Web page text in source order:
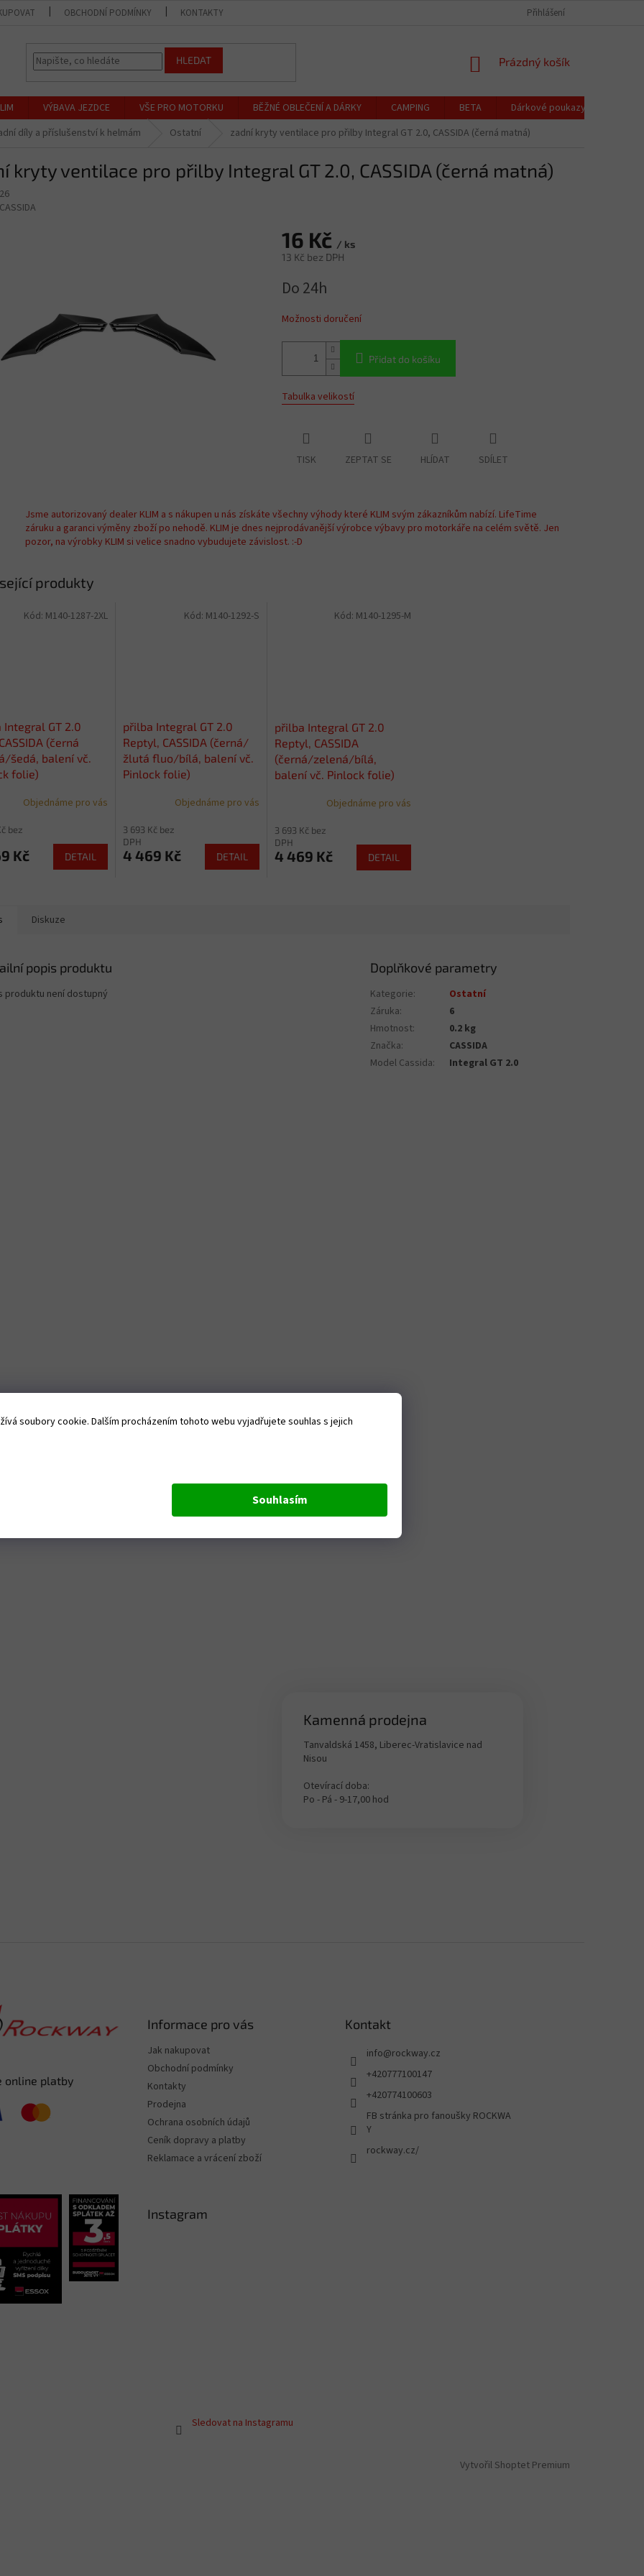
soubory cookie. Dalším procházením tohoto webu vyjadřujete souhlas s jejich
Souhlasím
OBCHODNÍ PODMÍNKY KONTAKTY CENÍK DOPRAVY A PLATBY
Přihlášení
HLEDAT
NÁKUPNÍ
Prázdný košík
VÝBAVA JEZDCE VŠE PRO MOTORKU BĚŽNÉ OBLEČENÍ A DÁRKY CAMPING BETA Dárkové poukazy
díly a příslušenství k helmám Ostatní zadní kryty ventilace pro přilby Integral GT 2.0, CASSIDA (černá matná)
kryty ventilace pro přilby Integral GT 2.0, CASSIDA (černá matná)
CASSIDA
16 Kč / ks
13 Kč bez DPH
cena:
Do 24h
Možnosti doručení
Přidat do košíku
Tabulka velikostí
TISK ZEPTAT SE HLÍDAT SDÍLET
Jsme autorizovaný dealer KLIM a s nákupen u nás získáte všechny výhody které KLIM svým zákazníkům nabízí. LifeTime
záruku a garanci výměny zboží po nehodě. KLIM je dnes nejprodávanější výrobce výbavy pro motorkáře na celém světě. Jen
pozor, na výrobky KLIM si velice snadno vybudujete závislost. :-D
produkty
Integral GT 2.0
(černá
šedá, balení vč.
folie)
Objednáme pro vás
bez
Kč DETAIL
Kód: M140-1287-2XL
přilba Integral GT 2.0
Reptyl, CASSIDA (černá/
žlutá fluo/bílá, balení vč.
Pinlock folie)
Objednáme pro vás
3 693 Kč bez
DPH
4 469 Kč DETAIL
Kód: M140-1292-S
přilba Integral GT 2.0
Reptyl, CASSIDA
(černá/zelená/bílá,
balení vč. Pinlock folie)
Objednáme pro vás
3 693 Kč bez
DPH
4 469 Kč DETAIL
Kód: M140-1295-M
Diskuze
popis produktu
produktu není dostupný
Doplňkové parametry
Kategorie:
Ostatní
Záruka:
6
Hmotnost:
0.2 kg
Značka:
CASSIDA
Model Cassida: Integral GT 2.0
Kamenná prodejna
Tanvaldská 1458, Liberec-Vratislavice nad
Nisou
Otevírací doba:
Po - Pá - 9-17,00 hod
online platby
Informace pro vás
Jak nakupovat
Obchodní podmínky
Kontakty
Prodejna
Ochrana osobních údajů
Ceník dopravy a platby
Reklamace a vrácení zboží
Kontakt
info@rockway.cz
+420777100147
+420774100603
FB stránka pro fanoušky ROCKWA
Y
rockway.cz/
Instagram
Sledovat na Instagramu
Vytvořil Shoptet Premium